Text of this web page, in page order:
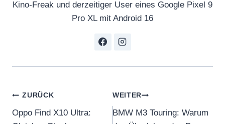
Kino-Freak und derzeitiger User eines Google Pixel 9
Pro XL mit Android 16
Beitragsnavigation
ZURÜCK
Oppo Find X10 Ultra:
WEITER
BMW M3 Touring: Warum